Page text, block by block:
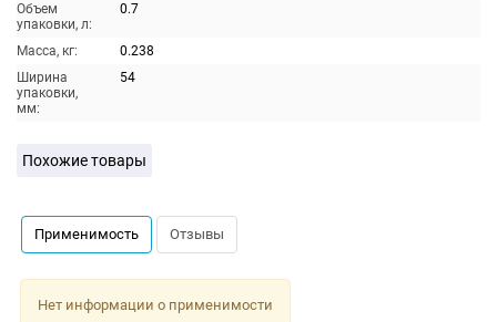
Объем
упаковки, л:
0.7
Масса, кг:
0.238
Ширина
упаковки,
мм:
54
Похожие товары
Применимость Отзывы
Нет информации о применимости